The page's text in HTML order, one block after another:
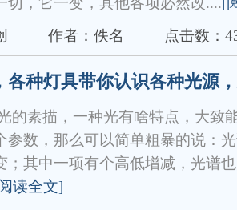
作者：佚名 点击数：
各种灯具带你认识各种光源
的素描，一种光有啥特点，大致
参数，那么可以简单粗暴的说：
；其中一项有个高低增减，光谱
读全文]